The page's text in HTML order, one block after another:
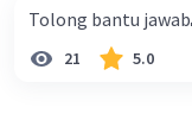
harus dibayar oleh
Rp2.475.000 D.
Tolong bantu
21 5.0